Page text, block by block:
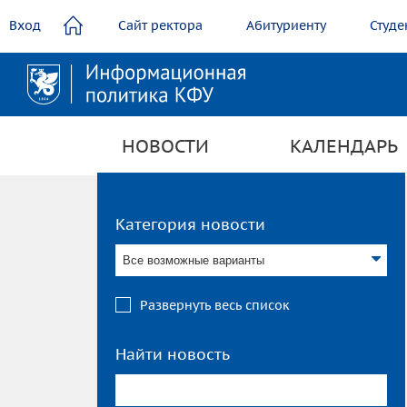
содержанию
Вход Сайт ректора Абитуриенту
НОВОСТИ КАЛЕНДАРЬ
Категория новости
Все возможные варианты
Развернуть весь список
Найти новость